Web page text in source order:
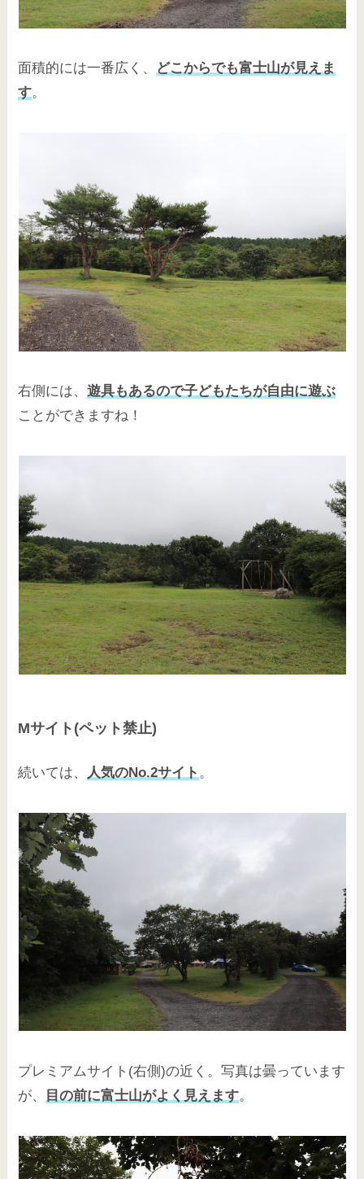
面積的には一番広く、 どこからでも富士山が見えま
す。
右側には、遊具もあるので子どもたちが自由に遊ぶ
ことができますね！
Mサイト(ペット禁止)
続いては、 人気のNo.2サイト 。
プレミアムサイト(右側)の近く。写真は曇っています
が、
目の前に富士山がよく見えます。